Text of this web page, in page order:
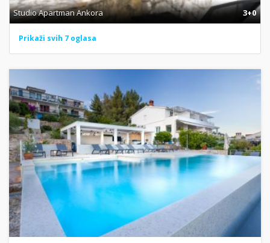
Studio Apartman Ankora 3+0
Prikaži svih 7 oglasa